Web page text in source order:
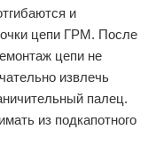
и
цепи ГРМ. После
цепи не
извлечь
палец.
из подкапотного